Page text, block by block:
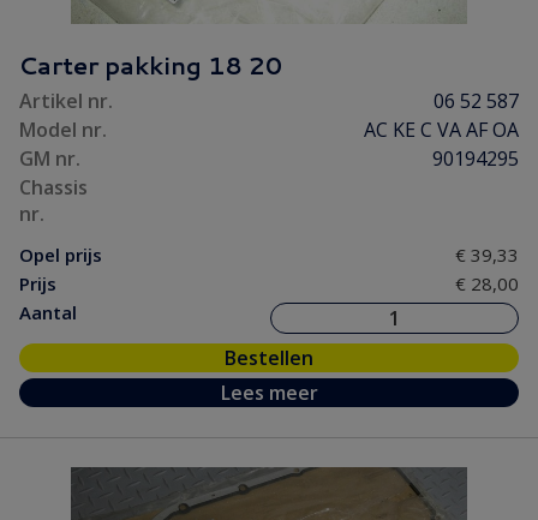
Carter pakking 18 20
Artikel nr.
06 52 587
Model nr.
AC KE C VA AF OA
GM nr.
90194295
Chassis
nr.
Opel prijs
€ 39,33
Prijs
€ 28,00
Aantal
Bestellen
Lees meer